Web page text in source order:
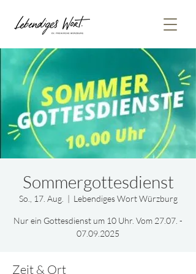
Sommergottesdienst
So., 17. Aug.
  |
Lebendiges Wort Würzburg
Nur ein Gottesdienst um 10 Uhr. Vom 27.07. -
07.09.2025
Zeit & Ort